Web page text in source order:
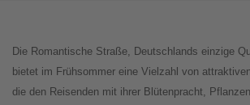
Die Romantische Straße, Deutschlands einzige
bietet im Frühsommer eine Vielzahl von
die den Reisenden mit ihrer Blütenpracht,